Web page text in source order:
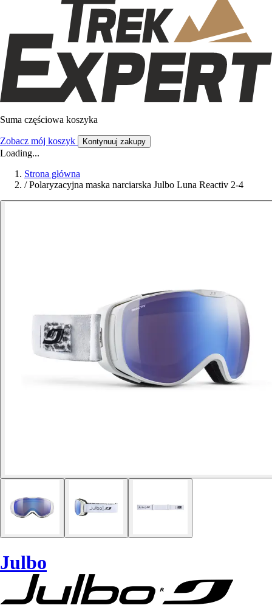
Suma częściowa koszyka
Zobacz mój koszyk Kontynuuj zakupy
Loading...
Strona główna
/ Polaryzacyjna maska narciarska Julbo Luna Reactiv 2-4
Julbo